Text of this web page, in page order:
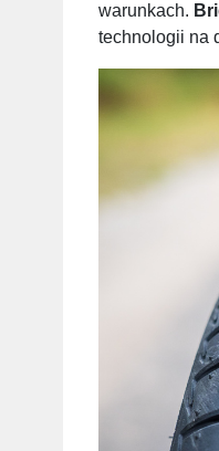
warunkach.
technologii na